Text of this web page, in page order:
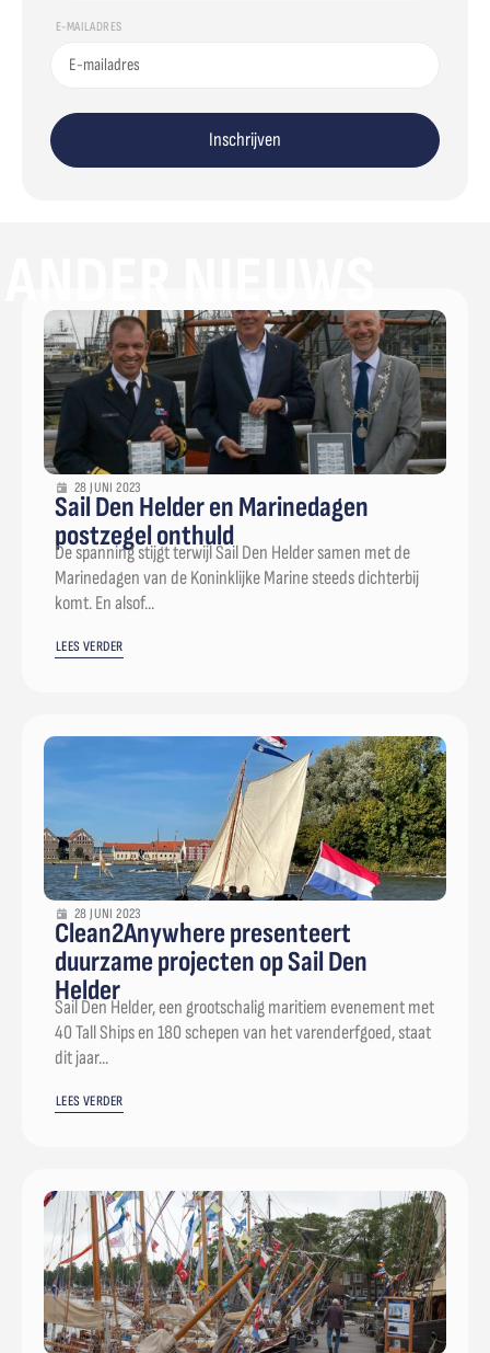
E-MAILADRES
Inschrijven
28 JUNI 2023
Sail Den Helder en Marinedagen
postzegel onthuld
De spanning stijgt terwijl Sail Den Helder samen met de
Marinedagen van de Koninklijke Marine steeds dichterbij
komt. En alsof...
LEES VERDER
28 JUNI 2023
Clean2Anywhere presenteert
duurzame projecten op Sail Den
Helder
Sail Den Helder, een grootschalig maritiem evenement met
40 Tall Ships en 180 schepen van het varenderfgoed, staat
dit jaar...
LEES VERDER